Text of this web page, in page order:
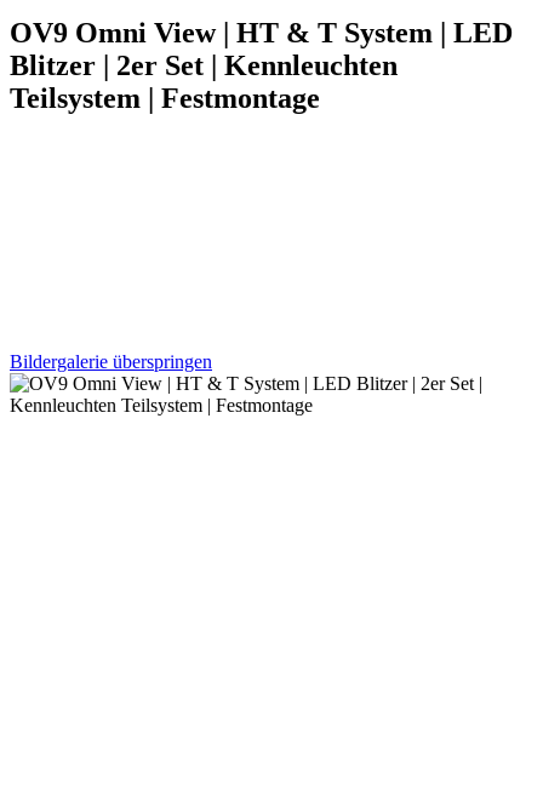
OV9 Omni View | HT & T System | LED
Blitzer | 2er Set | Kennleuchten
Teilsystem | Festmontage
Bildergalerie überspringen